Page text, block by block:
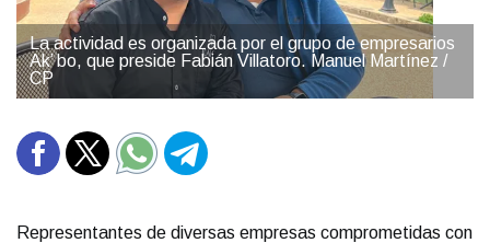
La actividad es organizada por el grupo de empresarios
Ak’ bo, que preside Fabián Villatoro. Manuel Martínez /
CP
Representantes de diversas empresas comprometidas con